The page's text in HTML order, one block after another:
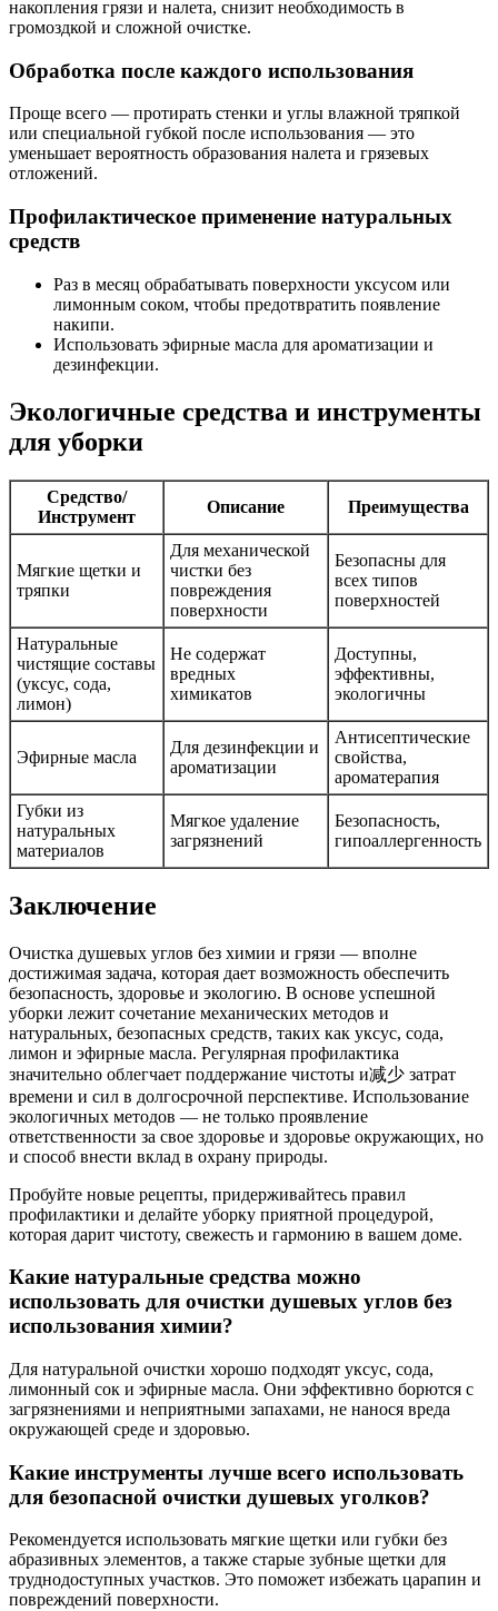
накопления грязи и налета, снизит необходимость в
громоздкой и сложной очистке.
Обработка после каждого использования
Проще всего — протирать стенки и углы влажной тряпкой
или специальной губкой после использования — это
уменьшает вероятность образования налета и грязевых
отложений.
Профилактическое применение натуральных
средств
Раз в месяц обрабатывать поверхности уксусом или
лимонным соком, чтобы предотвратить появление
накипи.
Использовать эфирные масла для ароматизации и
дезинфекции.
Экологичные средства и инструменты
для уборки
Средство/
Инструмент
Описание Преимущества
Мягкие щетки и
тряпки
Для механической
чистки без
повреждения
поверхности
Безопасны для
всех типов
поверхностей
Натуральные
чистящие составы
(уксус, сода,
лимон)
Не содержат
вредных
химикатов
Доступны,
эффективны,
экологичны
Эфирные масла
Для дезинфекции и
ароматизации
Антисептические
свойства,
ароматерапия
Губки из
натуральных
материалов
Мягкое удаление
загрязнений
Безопасность,
гипоаллергенность
Заключение
Очистка душевых углов без химии и грязи — вполне
достижимая задача, которая дает возможность обеспечить
безопасность, здоровье и экологию. В основе успешной
уборки лежит сочетание механических методов и
натуральных, безопасных средств, таких как уксус, сода,
лимон и эфирные масла. Регулярная профилактика
значительно облегчает поддержание чистоты и减少 затрат
времени и сил в долгосрочной перспективе. Использование
экологичных методов — не только проявление
ответственности за свое здоровье и здоровье окружающих, но
и способ внести вклад в охрану природы.
Пробуйте новые рецепты, придерживайтесь правил
профилактики и делайте уборку приятной процедурой,
которая дарит чистоту, свежесть и гармонию в вашем доме.
Какие натуральные средства можно
использовать для очистки душевых углов без
использования химии?
Для натуральной очистки хорошо подходят уксус, сода,
лимонный сок и эфирные масла. Они эффективно борются с
загрязнениями и неприятными запахами, не нанося вреда
окружающей среде и здоровью.
Какие инструменты лучше всего использовать
для безопасной очистки душевых уголков?
Рекомендуется использовать мягкие щетки или губки без
абразивных элементов, а также старые зубные щетки для
труднодоступных участков. Это поможет избежать царапин и
повреждений поверхности.